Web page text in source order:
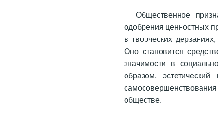
Общественное
одобрения ценностных
в творческих
Оно становится
значимости в
образом, эстетический
обществе.